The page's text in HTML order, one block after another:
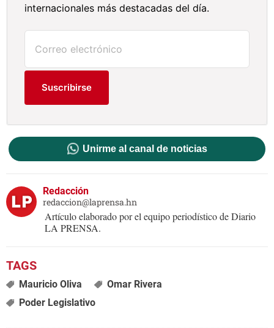
internacionales más destacadas del día.
Suscribirse
Unirme al canal de noticias
Redacción
redaccion@laprensa.hn
Artículo elaborado por el equipo periodístico de Diario
LA PRENSA.
Mauricio Oliva
Omar Rivera
Poder Legislativo